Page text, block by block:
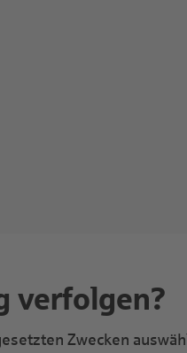
verfolgen?
Zwecken